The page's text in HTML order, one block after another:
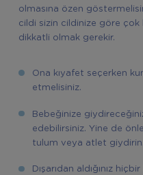
olmasına özen
cildi sizin cildinize göre çok
dikkatli olmak gerekir.
Ona kıyafet seçerken
etmelisiniz.
Bebeğinize giydireceğiniz
edebilirsiniz. Yine de
tulum veya atlet giydirin.
Dışarıdan aldığınız